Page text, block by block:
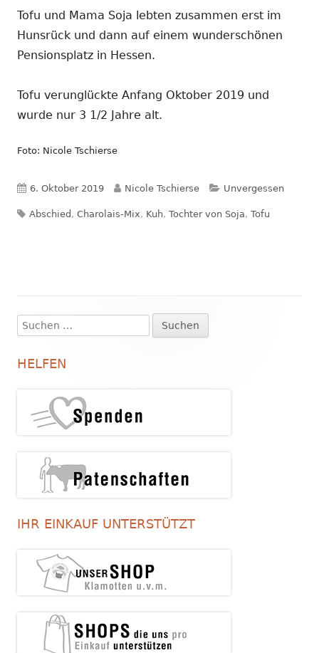
Tofu und Mama Soja lebten zusammen erst im
Hunsrück und dann auf einem wunderschönen
Pensionsplatz in Hessen.
Tofu verunglückte Anfang Oktober 2019 und
wurde nur 3 1/2 Jahre alt.
Foto: Nicole Tschierse
Veröffentlicht
am
6. Oktober 2019 Autor
Nicole Tschierse Kategorien
Unvergessen
Schlagwörter
Abschied , Charolais-Mix, Kuh, Tochter von Soja, Tofu
Haupt-
Seitenleiste
Suchen
nach:
HELFEN
IHR EINKAUF UNTERSTÜTZT